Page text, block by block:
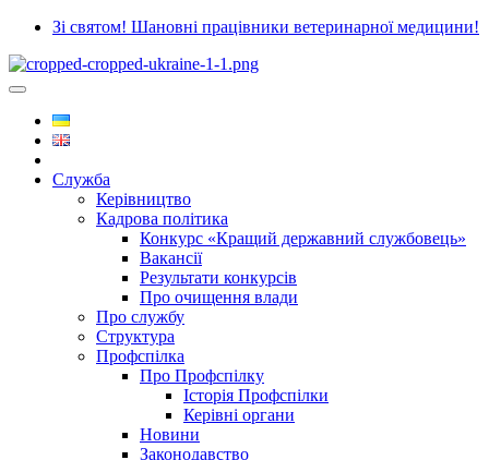
Зі святом! Шановні працівники ветеринарної медицини!
Служба
Керівництво
Кадрова політика
Конкурс «Кращий державний службовець»
Вакансії
Результати конкурсів
Про очищення влади
Про службу
Структура
Профспілка
Про Профспілку
Історія Профспілки
Керівні органи
Новини
Законодавство